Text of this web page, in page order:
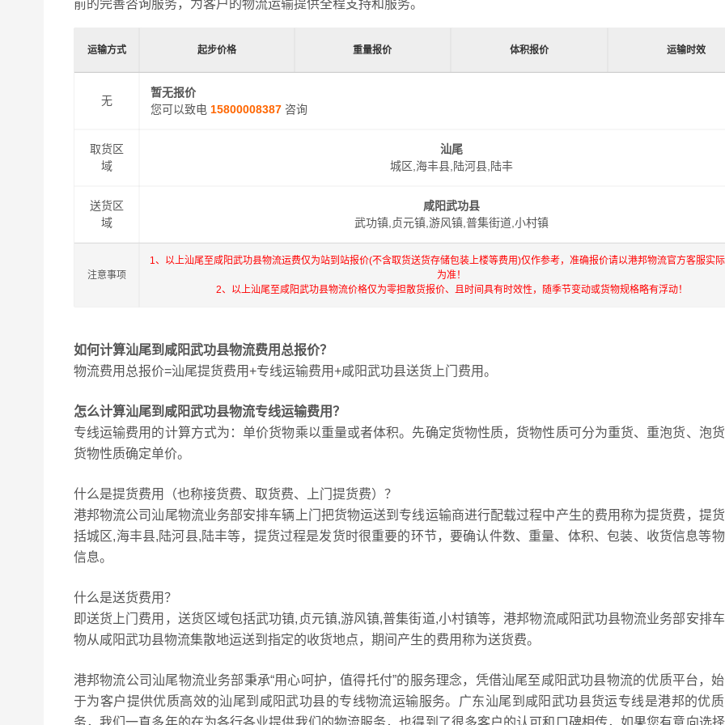
前的完善咨询服务，为客户的物流运输提供全程支持和服务。
运输方式 起步价格 重量报价 体积报价 运输时效
无
暂无报价
您可以致电 15800008387咨询
取货区
域
汕尾
城区,海丰县,陆河县,陆丰
送货区
域
咸阳武功县
武功镇,贞元镇,游风镇,普集街道,小村镇
注意事项
1、以上汕尾至咸阳武功县物流运费仅为站到站报价(不含取货送货存储包装上楼等费用)仅作参考，准确报价请以港邦物流官方客服实
为准！
2、以上汕尾至咸阳武功县物流价格仅为零担散货报价、且时间具有时效性，随季节变动或货物规格略有浮动！
如何计算汕尾到咸阳武功县物流费用总报价？
物流费用总报价=汕尾提货费用+专线运输费用+咸阳武功县送货上门费用。
怎么计算汕尾到咸阳武功县物流专线运输费用？
专线运输费用的计算方式为：单价货物乘以重量或者体积。先确定货物性质，货物性质可分为重货、重泡货、泡
货物性质确定单价。
什么是提货费用（也称接货费、取货费、上门提货费）？
港邦物流公司汕尾物流业务部安排车辆上门把货物运送到专线运输商进行配载过程中产生的费用称为提货费，提
括城区,海丰县,陆河县,陆丰等，提货过程是发货时很重要的环节，要确认件数、重量、体积、包装、收货信息等
信息。
什么是送货费用？
即送货上门费用，送货区域包括武功镇,贞元镇,游风镇,普集街道,小村镇等，港邦物流咸阳武功县物流业务部安排
物从咸阳武功县物流集散地运送到指定的收货地点，期间产生的费用称为送货费。
港邦物流公司汕尾物流业务部秉承“用心呵护，值得托付”的服务理念，凭借汕尾至咸阳武功县物流的优质平台，
于为客户提供优质高效的汕尾到咸阳武功县的专线物流运输服务。广东汕尾到咸阳武功县货运专线是港邦的优
务，我们一直多年的在为各行各业提供我们的物流服务，也得到了很多客户的认可和口碑相传，如果您有意向选